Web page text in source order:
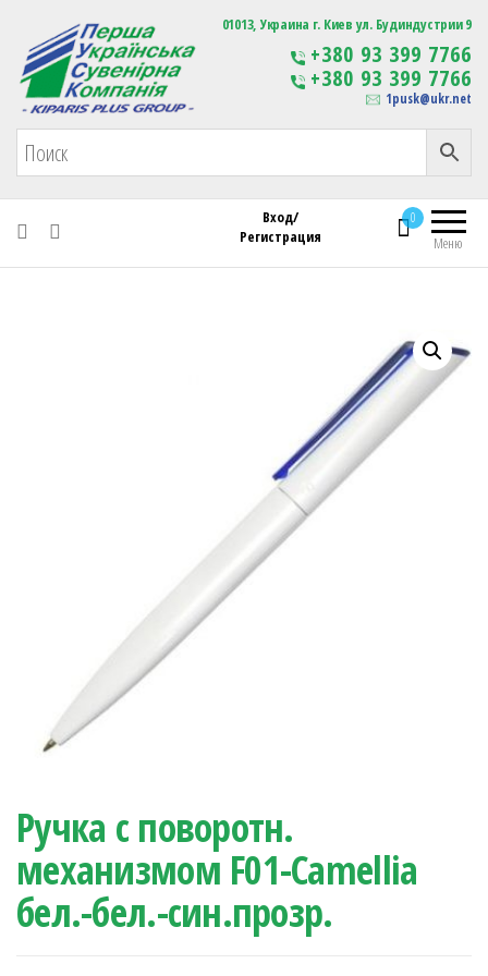
Первая Украинская Сувенирная Компания Изготовление
сувенирной продукции
с логотипом
01013, Украина г. Киев ул. Будиндустрии 9
+380 93 399 7766
+380 93 399 7766
1pusk@ukr.net
Меню
0
Вход/
Регистрация
Ручка с поворотн.
механизмом F01-Camellia
бел.-бел.-син.прозр.